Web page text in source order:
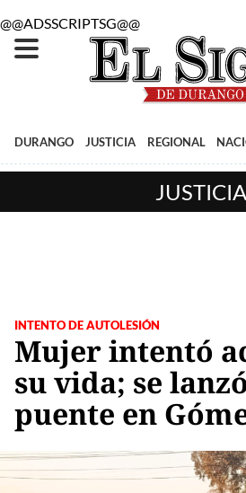
@@ADSSCRIPTSG@@
DURANGO JUSTICIA REGIONAL
JUSTICIA
INTENTO DE AUTOLESIÓN
Mujer intentó
su vida; se
puente en